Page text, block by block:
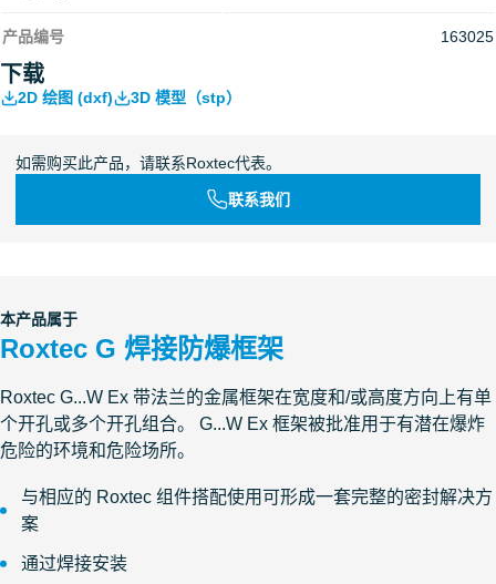
产品编号 163025
下载
2D 绘图 (dxf) 3D 模型（stp）
如需购买此产品，请联系Roxtec代表。
联系我们
本产品属于
Roxtec G 焊接防爆框架
Roxtec G...W Ex 带法兰的金属框架在宽度和/或高度方向上有单
个开孔或多个开孔组合。 G...W Ex 框架被批准用于有潜在爆炸
危险的环境和危险场所。
与相应的 Roxtec 组件搭配使用可形成一套完整的密封解决方
案
通过焊接安装